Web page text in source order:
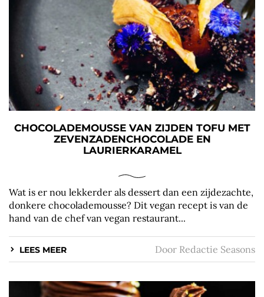
CHOCOLADEMOUSSE VAN ZIJDEN TOFU MET
ZEVENZADENCHOCOLADE EN
LAURIERKARAMEL
Wat is er nou lekkerder als dessert dan een zijdezachte,
donkere chocolademousse? Dit vegan recept is van de
hand van de chef van vegan restaurant...
LEES MEER Door Redactie Seasons